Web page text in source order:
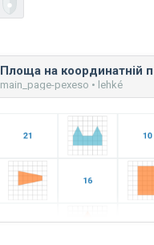
main_page-pexeso • lehké